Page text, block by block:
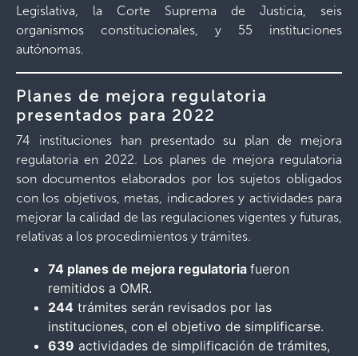
Legislativa, la Corte Suprema de Justicia, seis
organismos constitucionales, y 55 instituciones
autónomas.
Planes de mejora regulatoria
presentados para 2022
74 instituciones han presentado su plan de mejora
regulatoria en 2022. Los planes de mejora regulatoria
son documentos elaborados por los sujetos obligados
con los objetivos, metas, indicadores y actividades para
mejorar la calidad de las regulaciones vigentes y futuras,
relativas a los procedimientos y trámites.
74 planes de mejora regulatoria fueron
remitidos a OMR.
244 trámites serán revisados por las
instituciones, con el objetivo de simplificarse.
639 actividades de simplificación de trámites,